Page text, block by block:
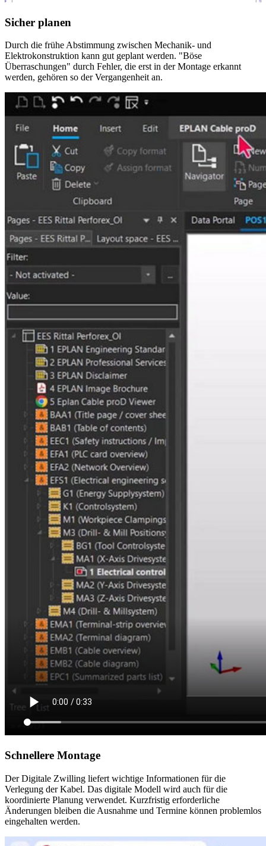
Sicher planen
Durch die frühe Abstimmung zwischen Mechanik- und
Elektrokonstruktion kann gut geplant werden. "Böse
Überraschungen" durch Fehler, die erst in der Montage erkannt
werden, gehören so der Vergangenheit an.
Schnellere Montage
Der Digitale Zwilling liefert wichtige Informationen für die
Verlegung der Kabel. Das digitale Modell wird auch für die
koordinierte Planung verwendet. Kurzfristig erforderliche
Änderungen bleiben die Ausnahme und Termine können problemlos
eingehalten werden.